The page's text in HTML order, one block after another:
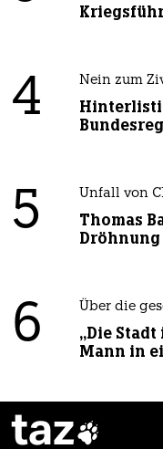
4 Nein zum
5 Unfall von
Thomas
Dröhnung
6 Über die
„Die
Mann in
taz